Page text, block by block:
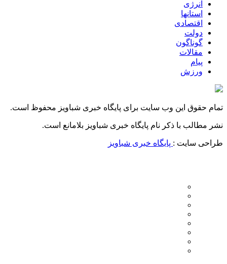
انرژی
استانها
اقتصادی
دولت
گوناگون
مقالات
پیام
ورزش
تمام حقوق این وب سایت برای پایگاه خبری شباویز محفوظ است.
نشر مطالب با ذکر نام پایگاه خبری شباویز بلامانع است.
طراحی سایت : پایگاه خبری شباویز